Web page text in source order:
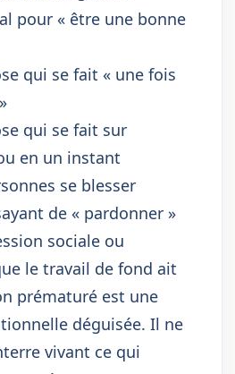
pour « être une bonne
qui se fait « une fois
qui se fait sur
en un instant
se blesser
de « pardonner »
sociale ou
le travail de fond ait
prématuré est une
déguisée. Il ne
vivant ce qui